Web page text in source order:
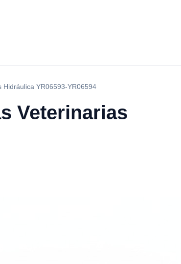
YR06593-YR06594
Veterinarias